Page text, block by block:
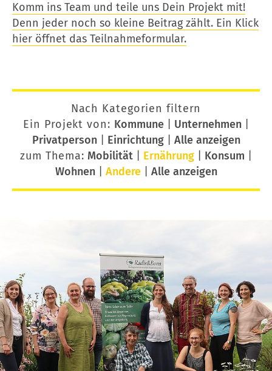
Komm ins Team und teile uns Dein Projekt mit!
Denn jeder noch so kleine Beitrag zählt. Ein Klick
hier öffnet das Teilnahmeformular.
Nach Kategorien filtern
Ein Projekt von: Kommune| Unternehmen|
Privatperson| Einrichtung| Alle anzeigen
zum Thema: Mobilität Ernährung Konsum
Wohnen| Andere| Alle anzeigen